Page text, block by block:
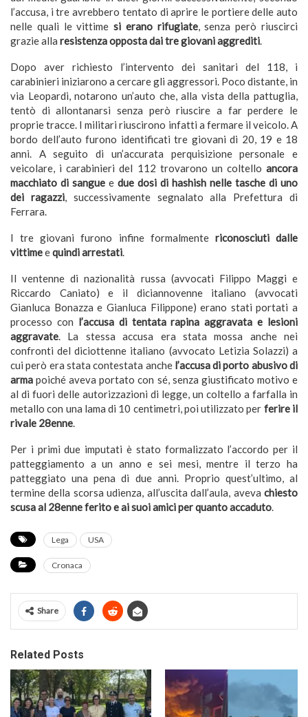
l’accusa, i tre avrebbero tentato di aprire le portiere delle auto
nelle quali le vittime si erano rifugiate, senza però riuscirci
grazie alla resistenza opposta dai tre giovani aggrediti.
Dopo aver richiesto l’intervento dei sanitari del 118, i
carabinieri iniziarono a cercare gli aggressori. Poco distante, in
via Leopardi, notarono un’auto che, alla vista della pattuglia,
tentò di allontanarsi senza però riuscire a far perdere le
proprie tracce. I militari riuscirono infatti a fermare il veicolo. A
bordo dell’auto furono identificati tre giovani di 20, 19 e 18
anni. A seguito di un’accurata perquisizione personale e
veicolare, i carabinieri del 112 trovarono un coltello ancora
macchiato di sangue e due dosi di hashish nelle tasche di uno
dei ragazzi, successivamente segnalato alla Prefettura di
Ferrara.
I tre giovani furono infine formalmente riconosciuti dalle
vittimeequindi arrestati.
Il ventenne di nazionalità russa (avvocati Filippo Maggi e
Riccardo Caniato) e il diciannovenne italiano (avvocati
Gianluca Bonazza e Gianluca Filippone) erano stati portati a
processo con l’accusa di tentata rapina aggravata e lesioni
aggravate. La stessa accusa era stata mossa anche nei
confronti del diciottenne italiano (avvocato Letizia Solazzi) a
cui però era stata contestata anchel’accusa di porto abusivo di
arma poiché aveva portato con sé, senza giustificato motivo e
al di fuori delle autorizzazioni di legge, un coltello a farfalla in
metallo con una lama di 10 centimetri, poi utilizzato per ferire il
rivale 28enne.
Per i primi due imputati è stato formalizzato l’accordo per il
patteggiamento a un anno e sei mesi, mentre il terzo ha
patteggiato una pena di due anni. Proprio quest’ultimo, al
termine della scorsa udienza, all’uscita dall’aula, aveva chiesto
scusa al 28enne ferito e ai suoi amici per quanto accaduto.
Lega USA
Cronaca
Share
Related Posts